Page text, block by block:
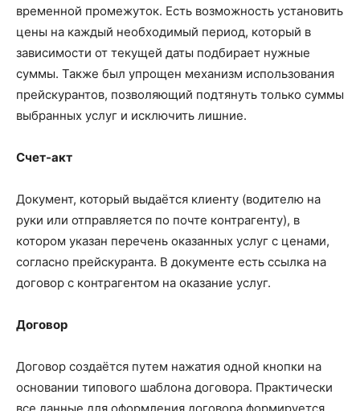
временной промежуток. Есть возможность установить
цены на каждый необходимый период, который в
зависимости от текущей даты подбирает нужные
суммы. Также был упрощен механизм использования
прейскурантов, позволяющий подтянуть только суммы
выбранных услуг и исключить лишние.
Счет-акт
Документ, который выдаётся клиенту (водителю на
руки или отправляется по почте контрагенту), в
котором указан перечень оказанных услуг с ценами,
согласно прейскуранта. В документе есть ссылка на
договор с контрагентом на оказание услуг.
Договор
Договор создаётся путем нажатия одной кнопки на
основании типового шаблона договора. Практически